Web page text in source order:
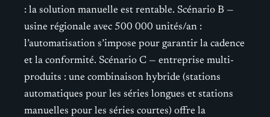
: la solution manuelle est rentable. Scénario B —
usine régionale avec 500 000 unités/an :
l’automatisation s’impose pour garantir la cadence
et la conformité. Scénario C — entreprise multi-
produits : une combinaison hybride (stations
automatiques pour les séries longues et stations
manuelles pour les séries courtes) offre la